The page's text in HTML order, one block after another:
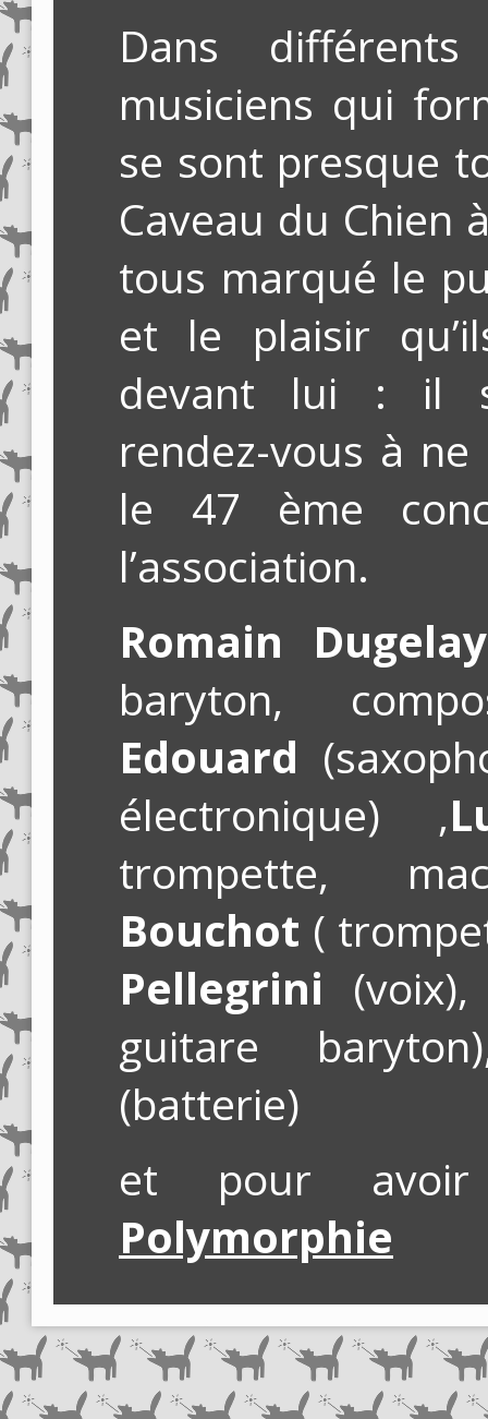
Dans
musiciens qui
se sont presque
Caveau du Chien
tous marqué le
et le plaisir
devant lui : il
rendez-vous à
le 47 ème
l’association.
Romain Dugelay
baryton,
Edouard
électronique) ,
trompette,
Bouchot (
Pellegrini
guitare
(batterie)
et pour
Polymorphie